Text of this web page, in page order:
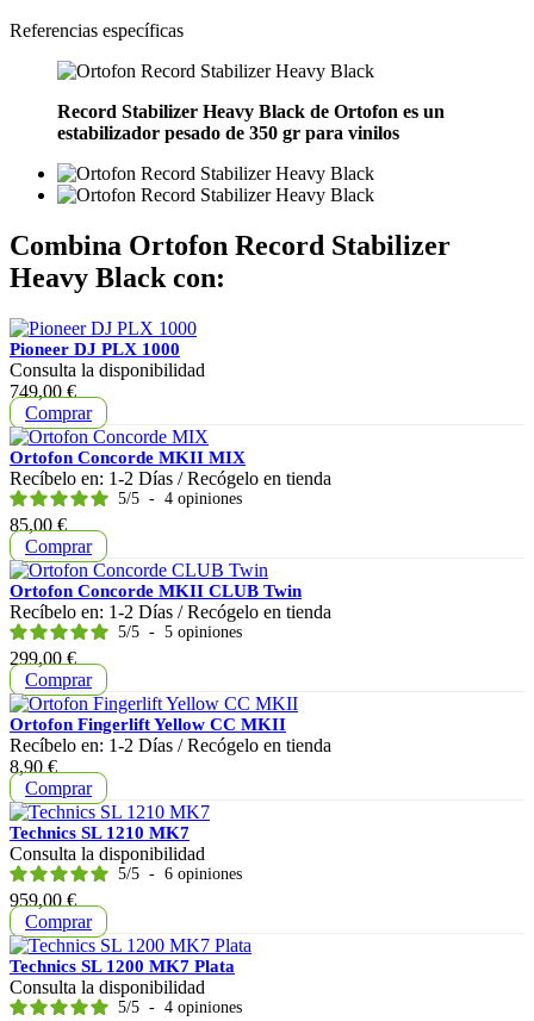
Referencias específicas
Record Stabilizer Heavy Black de Ortofon es un
estabilizador pesado de 350 gr para vinilos
Combina Ortofon Record Stabilizer
Heavy Black con:
Pioneer DJ PLX 1000
Consulta la disponibilidad
Precio
749,00 €
Comprar
Ortofon Concorde MKII MIX
Recíbelo en: 1-2 Días / Recógelo en tienda
5/5 - 4 opiniones
Precio
85,00 €
Comprar
Ortofon Concorde MKII CLUB Twin
Recíbelo en: 1-2 Días / Recógelo en tienda
5/5 - 5 opiniones
Precio
299,00 €
Comprar
Ortofon Fingerlift Yellow CC MKII
Recíbelo en: 1-2 Días / Recógelo en tienda
Precio
8,90 €
Comprar
Technics SL 1210 MK7
Consulta la disponibilidad
5/5 - 6 opiniones
Precio
959,00 €
Comprar
Technics SL 1200 MK7 Plata
Consulta la disponibilidad
5/5 - 4 opiniones